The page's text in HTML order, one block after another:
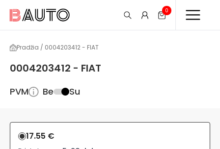
0
Pradžia / 0004203412 - FIAT
0004203412 - FIAT
PVM Be Su
17.55 €